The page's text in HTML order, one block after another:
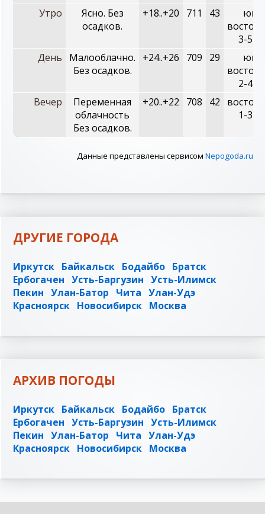
Утро
Ясно. Без
осадков.
+18..+20 711 43
юго-
3-5
День
Малооблачно.
Без осадков.
+24..+26 709 29
юго-
2-4
Вечер
Переменная
облачность
Без осадков.
+20..+22 708 42
1-3
Данные представлены сервисом Nepogoda.ru
ДРУГИЕ ГОРОДА
Иркутск Байкальск Бодайбо Братск
Ербогачен Усть-Баргузин Усть-Илимск
Пекин Улан-Батор Чита Улан-Удэ
Красноярск Новосибирск Москва
АРХИВ ПОГОДЫ
Иркутск Байкальск Бодайбо Братск
Ербогачен Усть-Баргузин Усть-Илимск
Пекин Улан-Батор Чита Улан-Удэ
Красноярск Новосибирск Москва